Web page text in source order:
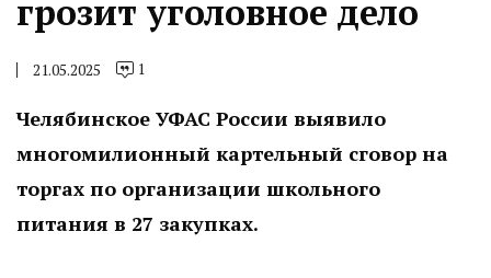
грозит уголовное дело
21.05.2025 1
Челябинское УФАС России выявило
многомилионный картельный сговор на
торгах по организации школьного
питания в 27 закупках.